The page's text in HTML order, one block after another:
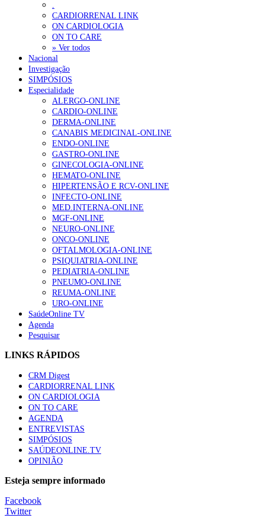
.
CARDIORRENAL LINK
ON CARDIOLOGIA
ON TO CARE
» Ver todos
Nacional
Investigação
SIMPÓSIOS
Especialidade
ALERGO-ONLINE
CARDIO-ONLINE
DERMA-ONLINE
CANABIS MEDICINAL-ONLINE
ENDO-ONLINE
GASTRO-ONLINE
GINECOLOGIA-ONLINE
HEMATO-ONLINE
HIPERTENSÃO E RCV-ONLINE
INFECTO-ONLINE
MED.INTERNA-ONLINE
MGF-ONLINE
NEURO-ONLINE
ONCO-ONLINE
OFTALMOLOGIA-ONLINE
PSIQUIATRIA-ONLINE
PEDIATRIA-ONLINE
PNEUMO-ONLINE
REUMA-ONLINE
URO-ONLINE
SaúdeOnline TV
Agenda
Pesquisar
LINKS RÁPIDOS
CRM Digest
CARDIORRENAL LINK
ON CARDIOLOGIA
ON TO CARE
AGENDA
ENTREVISTAS
SIMPÓSIOS
SAÚDEONLINE.TV
OPINIÃO
Esteja sempre informado
Facebook
Twitter